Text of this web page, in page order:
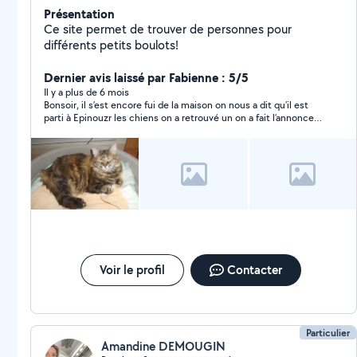
Présentation
Ce site permet de trouver de personnes pour
différents petits boulots!
Dernier avis laissé par Fabienne : 5/5
Il y a plus de 6 mois
Bonsoir, il s’est encore fui de la maison on nous a dit qu’il est
parti à Epinouzr les chiens on a retrouvé un on a fait l’annonce
possible si vous le voyez à Epinouzr est-ce que c’est possible
de me dire
Voir le profil Contacter
Particulier
Amandine DEMOUGIN